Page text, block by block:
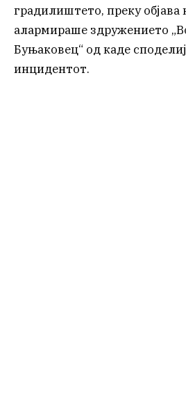
градилиштето, преку објава
алармираше здружението
Буњаковец“ од каде
инцидентот.